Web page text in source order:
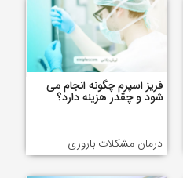
فریز اسپرم چگونه انجام می
شود و چقدر هزینه دارد؟
درمان مشکلات باروری